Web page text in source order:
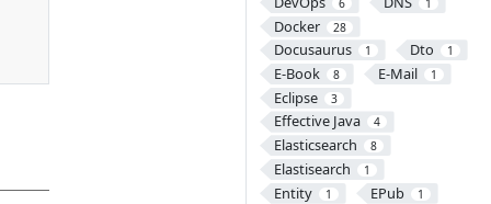
Docker 28
Docusaurus 1 Dto 1
E-Book 8 E-Mail 1
Eclipse 3
Effective Java 4
Elasticsearch 8
Elastisearch 1
Entity 1 EPub 1